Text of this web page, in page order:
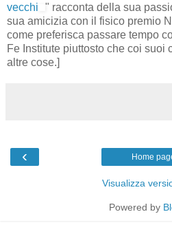
vecchi
" racconta della sua
sua amicizia con il fisico premio
come preferisca passare tempo
Fe Institute piuttosto che coi suoi
altre cose.]
‹ Home
Visualizza
Powered by